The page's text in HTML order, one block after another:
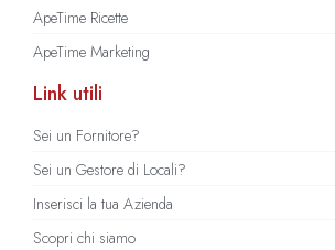
ApeTime Ricette
ApeTime Marketing
Link utili
Sei un Fornitore?
Sei un Gestore di Locali?
Inserisci la tua Azienda
Scopri chi siamo